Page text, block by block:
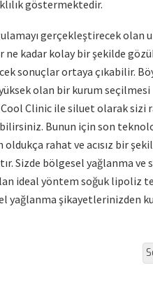
göstermektedir.
gerçekleştirecek olan
kadar kolay bir şekilde
sonuçlar ortaya çıkabilir.
olan bir kurum seçilmesi
Clinic ile siluet olarak sizi
Bunun için son
rahat ve acısız bir
Sizde bölgesel yağlanma ve
ideal yöntem soğuk lipoliz
yağlanma şikayetlerinizden